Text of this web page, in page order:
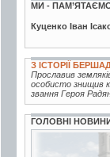
МИ -
Куценко Іван
З ІСТОРІЇ
Прославив
особисто знищив
звання Героя
ГОЛОВНІ